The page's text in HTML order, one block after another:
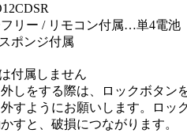
リー / リモコン付属…単4電池
ポンジ付属
付属しません
しをする際は、ロックボタン
すようにお願いします。ロッ
すと、破損につながります。